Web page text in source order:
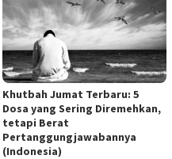
Khutbah Jumat Terbaru: 5
Dosa yang Sering Diremehkan,
tetapi Berat
Pertanggungjawabannya
(Indonesia)